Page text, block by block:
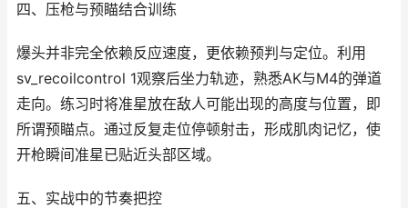
四、压枪与预瞄结合训练
爆头并非完全依赖反应速度，更依赖预判与定位。利用
sv_recoilcontrol 1观察后坐力轨迹，熟悉AK与M4的弹道
走向。练习时将准星放在敌人可能出现的高度与位置，即
所谓预瞄点。通过反复走位停顿射击，形成肌肉记忆，使
开枪瞬间准星已贴近头部区域。
五、实战中的节奏把控